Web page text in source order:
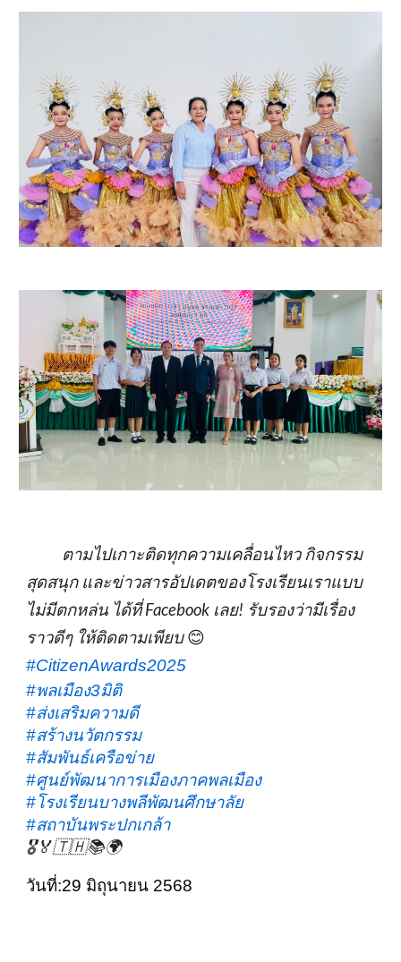
ตามไปเกาะติดทุกความเคลื่อนไหว กิจกรรม
สุดสนุก และข่าวสารอัปเดตของโรงเรียนเราแบบ
ไม่มีตกหล่น ได้ที่ Facebook เลย! รับรองว่ามีเรื่อง
ราวดีๆ ให้ติดตามเพียบ😊
#CitizenAwards2025
#พลเมือง3มิติ
#ส่งเสริมความดี
#สร้างนวัตกรรม
#สัมพันธ์เครือข่าย
#ศูนย์พัฒนาการเมืองภาคพลเมือง
#โรงเรียนบางพลีพัฒนศึกษาลัย
#สถาบันพระปกเกล้า
🎖️🏅🇹🇭📚🌍
วันที่:29 มิถุนายน 2568